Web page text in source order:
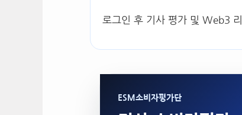
로그인 후 기사 평가 및 Web3
ESM소비자평가단